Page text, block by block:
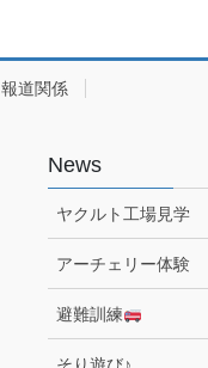
報道関係
News
ヤクルト工場見学
アーチェリー体験
避難訓練